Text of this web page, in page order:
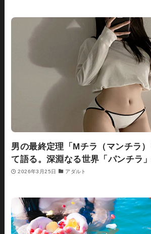
男の最終定理「Mチラ（マンチラ
て語る。深淵なる世界「パンチラ
2026年3月25日 アダルト